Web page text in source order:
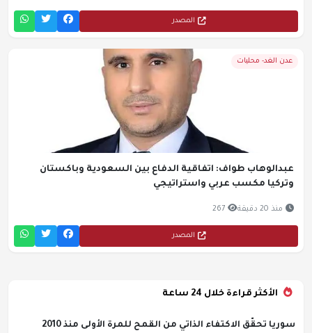
المصدر
عدن الغد- محليات
عبدالوهاب طواف: اتفاقية الدفاع بين السعودية وباكستان
وتركيا مكسب عربي واستراتيجي
منذ 20 دقيقة 267
المصدر
الأكثر قراءة خلال 24 ساعة
سوريا تحقّق الاكتفاء الذاتي من القمح للمرة الأولى منذ 2010